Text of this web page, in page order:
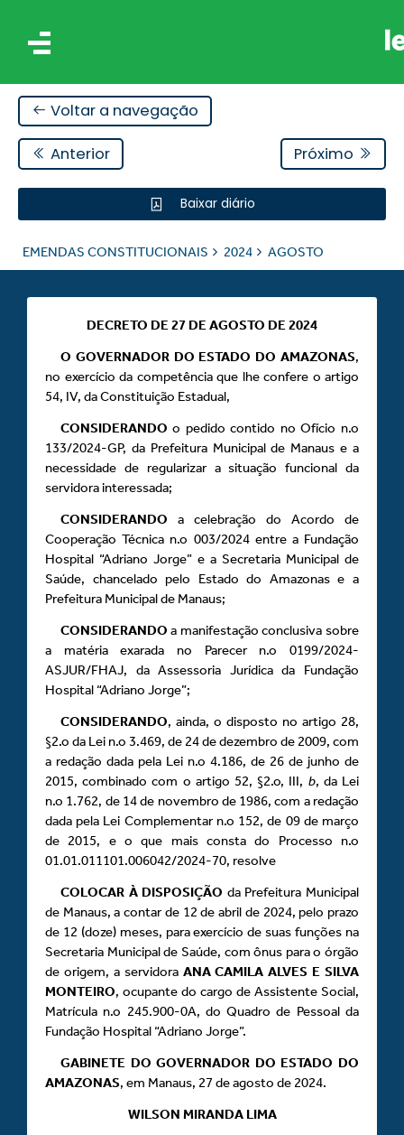
Voltar a navegação
Anterior Próximo
Baixar diário
EMENDAS CONSTITUCIONAIS 2024 AGOSTO
DECRETO DE 27 DE AGOSTO DE 2024
O GOVERNADOR DO ESTADO DO AMAZONAS,
no exercício da competência que lhe confere o artigo
54, IV, da Constituição Estadual,
CONSIDERANDO o pedido contido no Ofício n.o
133/2024-GP, da Prefeitura Municipal de Manaus e a
necessidade de regularizar a situação funcional da
servidora interessada;
CONSIDERANDO a celebração do Acordo de
Cooperação Técnica n.o 003/2024 entre a Fundação
Hospital “Adriano Jorge” e a Secretaria Municipal de
Saúde, chancelado pelo Estado do Amazonas e a
Prefeitura Municipal de Manaus;
CONSIDERANDO a manifestação conclusiva sobre
a matéria exarada no Parecer n.o 0199/2024-
ASJUR/FHAJ, da Assessoria Jurídica da Fundação
Hospital “Adriano Jorge”;
CONSIDERANDO, ainda, o disposto no artigo 28,
§2.o da Lei n.o 3.469, de 24 de dezembro de 2009, com
a redação dada pela Lei n.o 4.186, de 26 de junho de
2015, combinado com o artigo 52, §2.o, III, b, da Lei
n.o 1.762, de 14 de novembro de 1986, com a redação
dada pela Lei Complementar n.o 152, de 09 de março
de 2015, e o que mais consta do Processo n.o
01.01.011101.006042/2024-70, resolve
COLOCAR À DISPOSIÇÃO da Prefeitura Municipal
de Manaus, a contar de 12 de abril de 2024, pelo prazo
de 12 (doze) meses, para exercício de suas funções na
Secretaria Municipal de Saúde, com ônus para o órgão
de origem, a servidora ANA CAMILA ALVES E SILVA
MONTEIRO, ocupante do cargo de Assistente Social,
Matrícula n.o 245.900-0A, do Quadro de Pessoal da
Fundação Hospital “Adriano Jorge”.
GABINETE DO GOVERNADOR DO ESTADO DO
AMAZONAS, em Manaus, 27 de agosto de 2024.
WILSON MIRANDA LIMA